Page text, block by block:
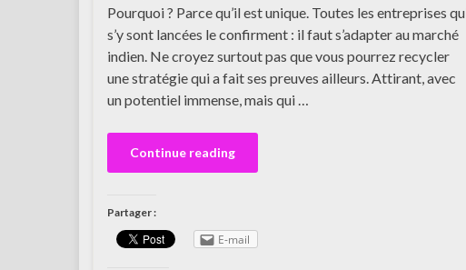
Pourquoi ? Parce qu’il est unique. Toutes les entreprises
s’y sont lancées le confirment : il faut s’adapter au marché
indien. Ne croyez surtout pas que vous pourrez recycler
une stratégie qui a fait ses preuves ailleurs. Attirant, avec
un potentiel immense, mais qui …
Continue reading
Partager :
E-mail